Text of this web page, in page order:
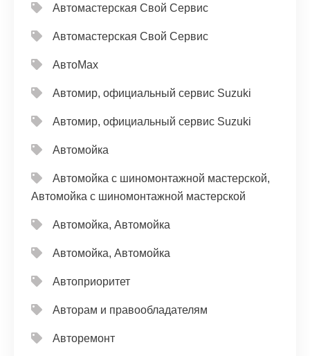
Автомастерская Свой Сервис
Автомастерская Свой Сервис
АвтоМах
Автомир, официальный сервис Suzuki
Автомир, официальный сервис Suzuki
Автомойка
Автомойка с шиномонтажной мастерской,
Автомойка с шиномонтажной мастерской
Автомойка, Автомойка
Автомойка, Автомойка
Автоприоритет
Авторам и правообладателям
Авторемонт